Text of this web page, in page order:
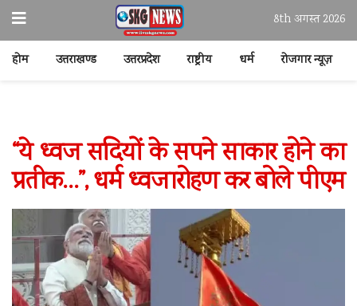
8th अगस्त 2026
होम उत्तराखण्ड उत्तरप्रदेश राष्ट्रीय धर्म रोजगार न्यूज़
“ये ध्वज सदियों के सपने साकार होने का
प्रतीक…”, धर्म ध्वजारोहण कर बोले पीएम